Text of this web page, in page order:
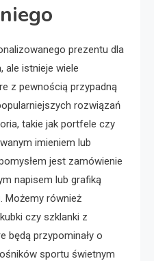
prezentu dla
ale istnieje wiele
z pewnością przypadną
rozwiązań
takie jak portfele czy
imieniem lub
jest zamówienie
napisem lub grafiką
Możemy również
czy szklanki z
będą przypominały o
sportu świetnym